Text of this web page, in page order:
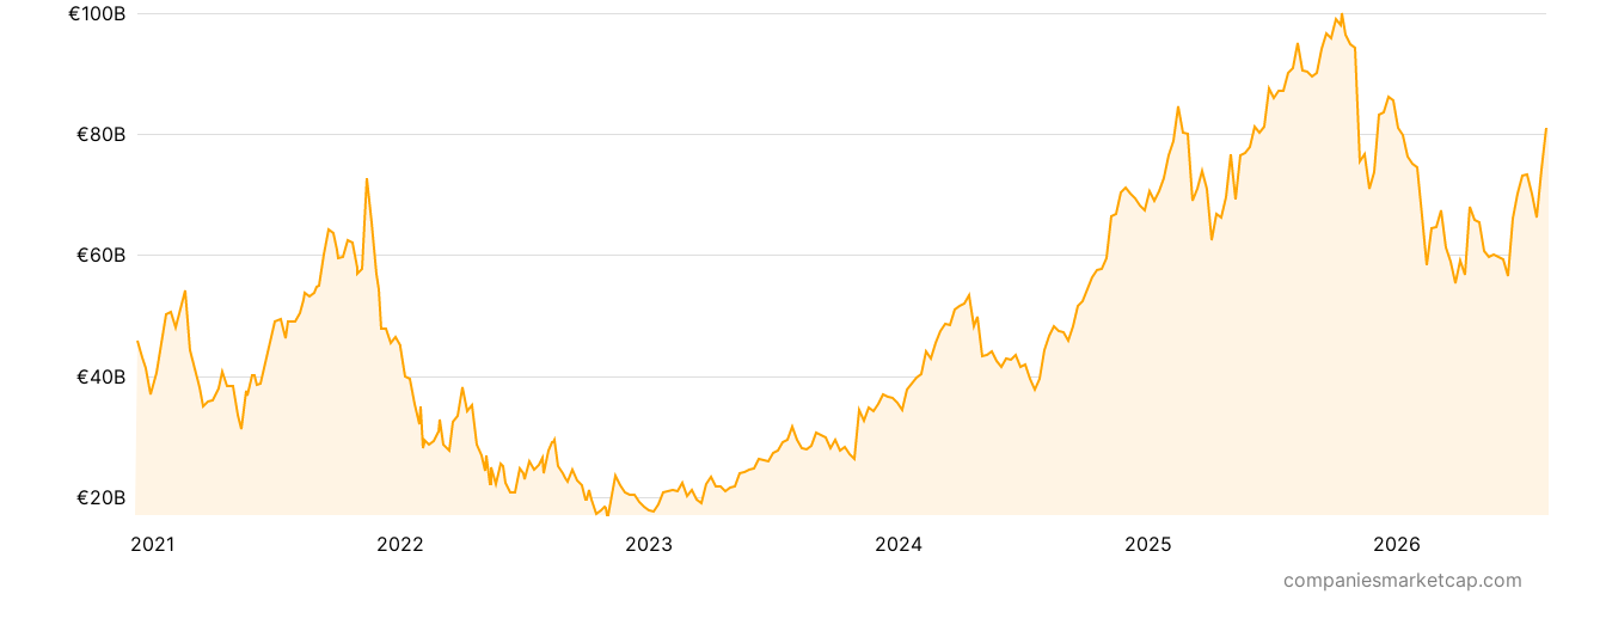
2021 2022 2023 2024 2025 2026
€20B
€40B
€60B
€80B
€100B
companiesmarketcap.com